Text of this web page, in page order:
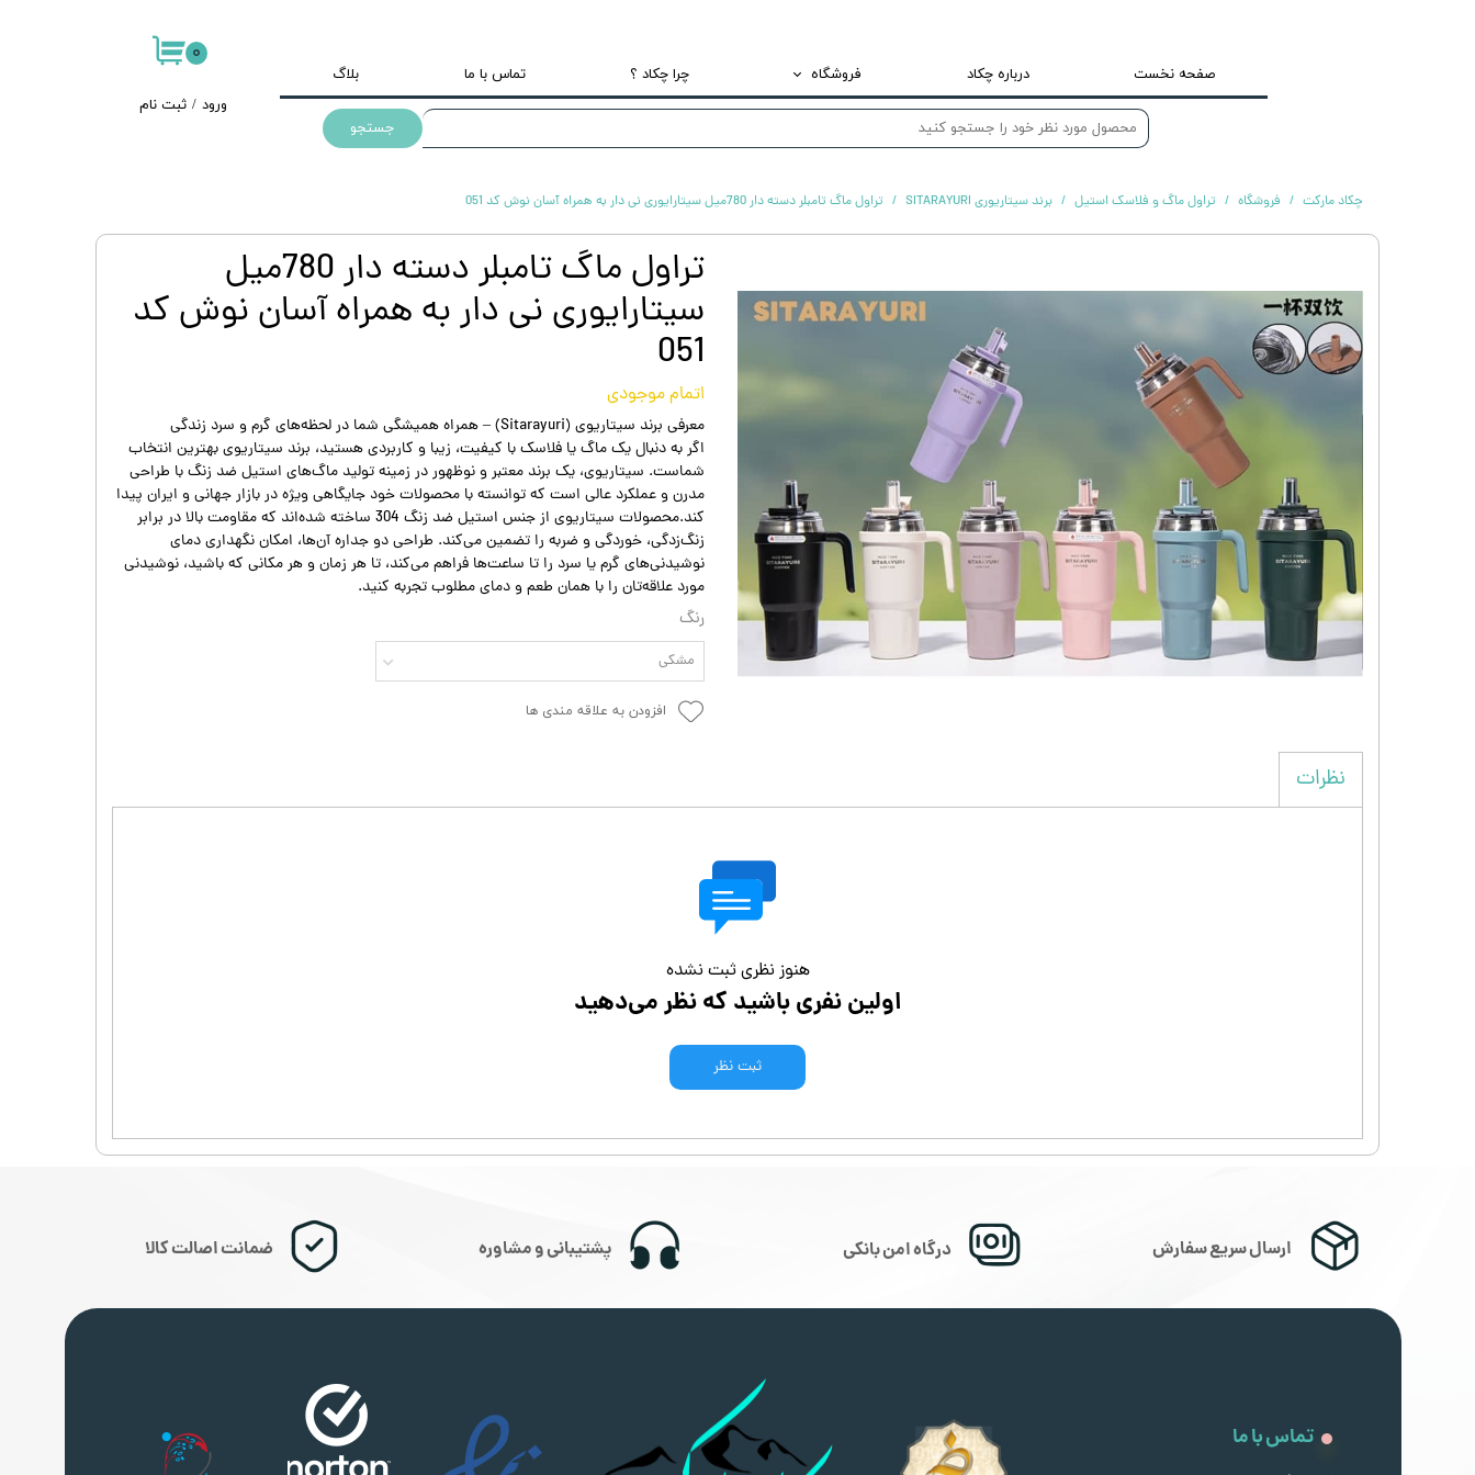
صفحه نخست درباره چکاد فروشگاه
لانچ باکس نگهدارنده غذا استیل
چرا چکاد ؟ تماس با ما
بلاگ
ورود / ثبت نام
۰
جستجو
چکاد مارکت فروشگاه تراول ماگ و فلاسک استیل برند سیتاریوری SITARAYURI تراول ماگ تامبلر دسته دار 780میل سیتارایوری نی دار به همراه آسان نوش کد 051
تراول ماگ تامبلر دسته دار 780میل
سیتارایوری نی دار به همراه آسان نوش کد
051
اتمام موجودی
معرفی برند سیتاریوی (Sitarayuri) – همراه همیشگی شما در لحظه‌های گرم و سرد زندگی
اگر به دنبال یک ماگ یا فلاسک با کیفیت، زیبا و کاربردی هستید، برند سیتاریوی بهترین انتخاب
شماست. سیتاریوی، یک برند معتبر و نوظهور در زمینه تولید ماگ‌های استیل ضد زنگ با طراحی
مدرن و عملکرد عالی است که توانسته با محصولات خود جایگاهی ویژه در بازار جهانی و ایران پیدا
کند.محصولات سیتاریوی از جنس استیل ضد زنگ 304 ساخته شده‌اند که مقاومت بالا در برابر
زنگ‌زدگی، خوردگی و ضربه را تضمین می‌کند. طراحی دو جداره آن‌ها، امکان نگهداری دمای
نوشیدنی‌های گرم یا سرد را تا ساعت‌ها فراهم می‌کند، تا هر زمان و هر مکانی که باشید، نوشیدنی
مورد علاقه‌تان را با همان طعم و دمای مطلوب تجربه کنید.
رنگ
مشکی
افزودن به علاقه مندی ها
نظرات
هنوز نظری ثبت نشده
اولین نفری باشید که نظر می‌دهید
ثبت نظر
تماس با ما
ارسال سریع سفارش درگاه امن بانکی پشتیبانی و مشاوره ضمانت اصالت کالا